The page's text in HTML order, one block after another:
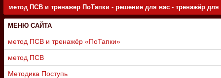
метод ПСВ и тренажер ПоТапки - решение для вас - тренажёр для
МЕНЮ САЙТА
метод ПСВ и тренажёр «ПоТапки»
метод ПСВ
Методика Поступь